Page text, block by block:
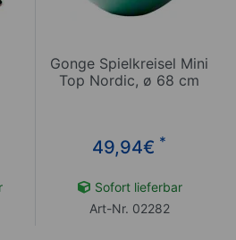
Gonge Spielkreisel Mini
Top Nordic, ø 68 cm
49,94€ *
Sofort lieferbar
Art-Nr. 02282